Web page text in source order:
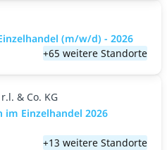
(m/w/d) - 2026
+65 weitere Standorte
r.l. & Co. KG
Einzelhandel 2026
+13 weitere Standorte